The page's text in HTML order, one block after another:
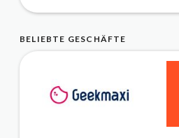
BELIEBTE GESCHÄFTE